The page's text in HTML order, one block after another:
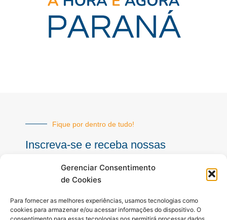
Gerenciar Consentimento
de Cookies
Para fornecer as melhores experiências, usamos tecnologias como
cookies para armazenar e/ou acessar informações do dispositivo. O
Fique por dentro de tudo!
Inscreva-se e receba nossas
mail